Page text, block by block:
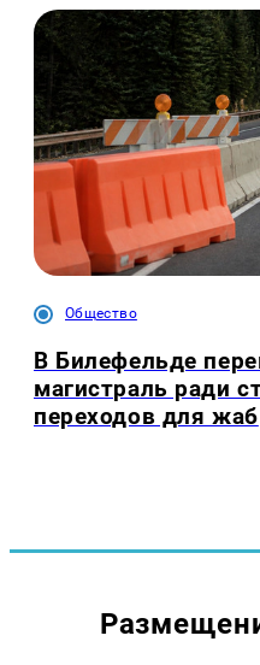
Общество
В Билефельде
магистраль ради
переходов для жаб